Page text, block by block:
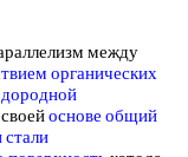
между
органических
основе общий
стали